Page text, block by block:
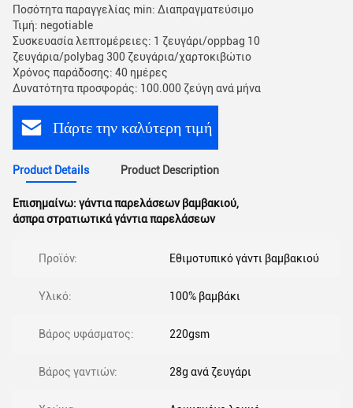
Ποσότητα παραγγελίας min: Διαπραγματεύσιμο
Τιμή: negotiable
Συσκευασία λεπτομέρειες: 1 ζευγάρι/oppbag 10
ζευγάρια/polybag 300 ζευγάρια/χαρτοκιβώτιο
Χρόνος παράδοσης: 40 ημέρες
Δυνατότητα προσφοράς: 100.000 ζεύγη ανά μήνα
Πάρτε την καλύτερη τιμή
Product Details Product Description
Επισημαίνω: γάντια παρελάσεων βαμβακιού,
άσπρα στρατιωτικά γάντια παρελάσεων
Προϊόν: Εθιμοτυπικό γάντι βαμβακιού
Υλικό: 100% βαμβάκι
Βάρος υφάσματος: 220gsm
Βάρος γαντιών: 28g ανά ζευγάρι